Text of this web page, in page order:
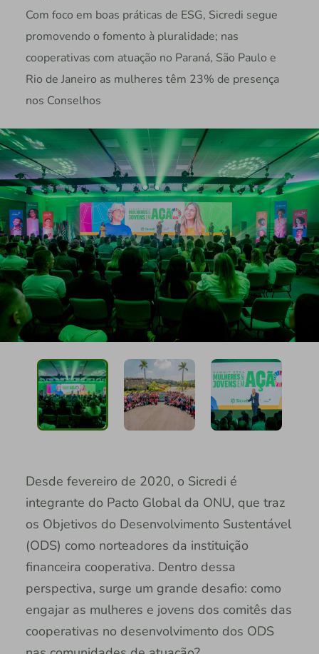
Com foco em boas práticas de ESG, Sicredi segue
promovendo o fomento à pluralidade; nas
cooperativas com atuação no Paraná, São Paulo e
Rio de Janeiro as mulheres têm 23% de presença
nos Conselhos
Desde fevereiro de 2020, o Sicredi é
integrante do Pacto Global da ONU, que traz
os Objetivos do Desenvolvimento Sustentável
(ODS) como norteadores da instituição
financeira cooperativa. Dentro dessa
perspectiva, surge um grande desafio: como
engajar as mulheres e jovens dos comitês das
cooperativas no desenvolvimento dos ODS